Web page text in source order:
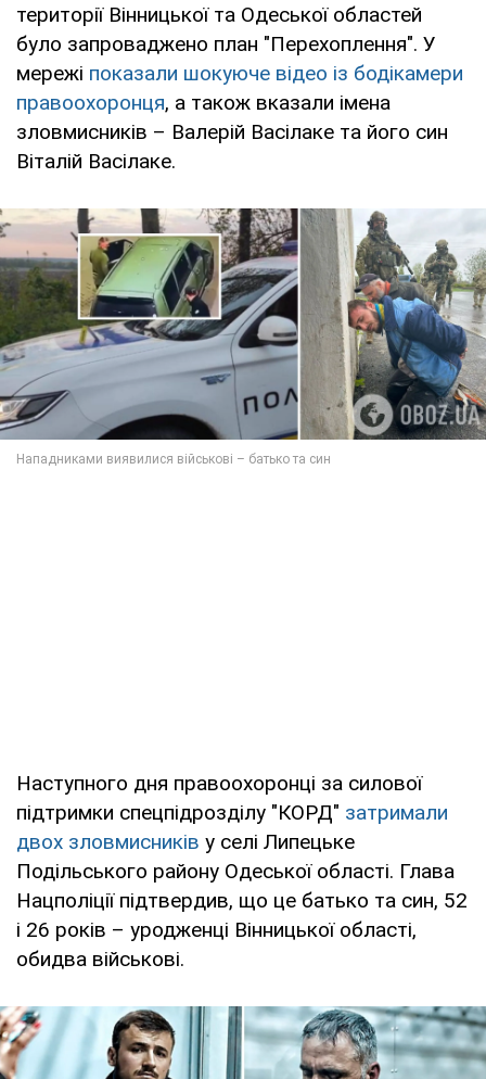
території Вінницької та Одеської областей
було запроваджено план "Перехоплення". У
мережі показали шокуюче відео із бодікамери
правоохоронця, а також вказали імена
зловмисників – Валерій Васілаке та його син
Віталій Васілаке.
Наступного дня правоохоронці за силової
підтримки спецпідрозділу "КОРД" затримали
двох зловмисників у селі Липецьке
Подільського району Одеської області. Глава
Нацполіції підтвердив, що це батько та син, 52
і 26 років – уродженці Вінницької області,
обидва військові.